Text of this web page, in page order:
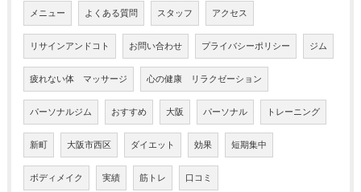
メニュー よくある質問 スタッフ アクセス
リサインアンドコト お問い合わせ プライバシーポリシー ジム
疲れない体 マッサージ 心の健康 リラクゼーション
パーソナルジム おすすめ 大阪 パーソナル トレーニング
新町 大阪市西区 ダイエット 効果 短期集中
ボディメイク 実績 筋トレ 口コミ